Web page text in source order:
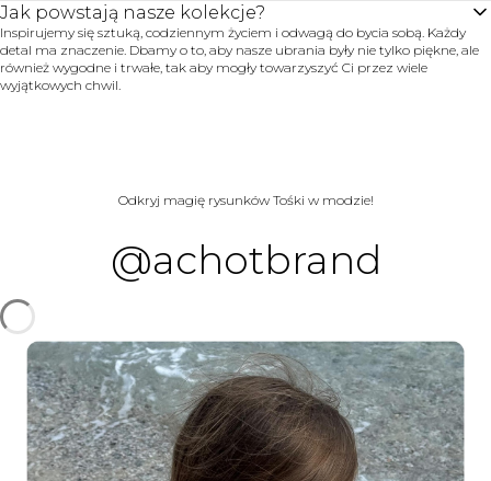
Jak powstają nasze kolekcje?
Inspirujemy się sztuką, codziennym życiem i odwagą do bycia sobą. Każdy
detal ma znaczenie. Dbamy o to, aby nasze ubrania były nie tylko piękne, ale
również wygodne i trwałe, tak aby mogły towarzyszyć Ci przez wiele
wyjątkowych chwil.
Odkryj magię rysunków Tośki w modzie!
@achotbrand